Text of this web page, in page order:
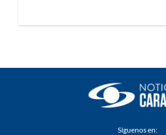
Síguenos en: